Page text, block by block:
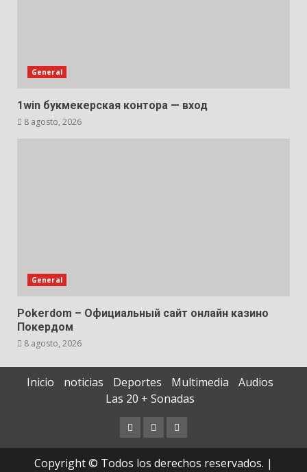
General
1win букмекерская контора — вход
8 agosto, 2026
General
Pokerdom – Официальный сайт онлайн казино
Покердом
8 agosto, 2026
Inicio noticias Deportes Multimedia
Audios
Las 20 + Sonadas
Copyright © Todos los derechos reservados. |